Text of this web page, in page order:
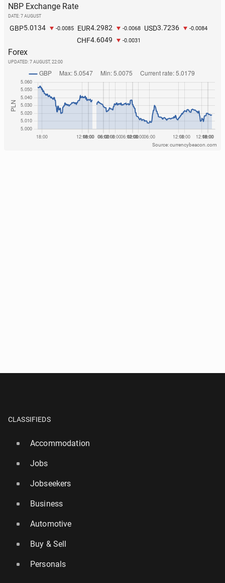
NBP Exchange Rate
DATE: 7 AUGUST
GBP5.0134 -0.0085 EUR4.2982 -0.0068 USD3.7236 -0.0084
CHF4.6049 -0.0031
Forex
UPDATED: 7 AUGUST, 22:00
Source: currencybeacon.com
CLASSIFIEDS
Accommodation
Jobs
Jobseekers
Business
Automotive
Buy & Sell
Personals